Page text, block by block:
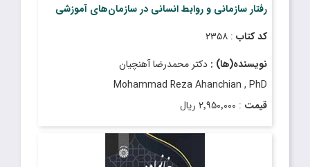
رفتار سازمانی و روابط انسانی در سازمان‌های آموزشی
کد کتاب : ۲۳۵۸
نویسنده(ها) : دکتر محمدرضا آهنچیان
Mohammad Reza Ahanchian , PhD
قیمت : ۲٬۹۵۰٬۰۰۰ ریال
: شهریور ۱۴۰۴